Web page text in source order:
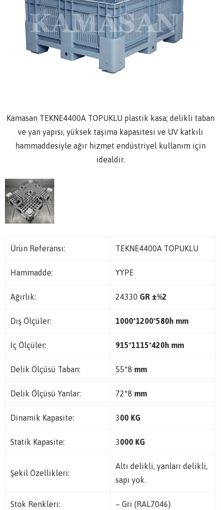
Kamasan TEKNE4400A TOPUKLU plastik kasa; delikli taban
ve yan yapısı, yüksek taşıma kapasitesi ve UV katkılı
hammaddesiyle ağır hizmet endüstriyel kullanım için
idealdir.
Ürün Referansı: TEKNE4400A TOPUKLU
Hammadde: YYPE
Ağırlık: 24330 GR ±%2
Dış Ölçüler: 1000*1200*580h mm
İç Ölçüler: 915*1115*420h mm
Delik Ölçüsü Taban: 55*8 mm
Delik Ölçüsü Yanlar: 72*8 mm
Dinamik Kapasite: 300 KG
Statik Kapasite: 3000 KG
Şekil Özellikleri:
Altı delikli, yanları delikli,
sapı yok.
Stok Renkleri: – Gri (RAL7046)